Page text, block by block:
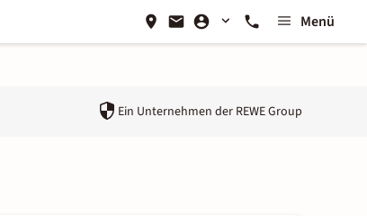
Menü
Ein Unternehmen der REWE Group